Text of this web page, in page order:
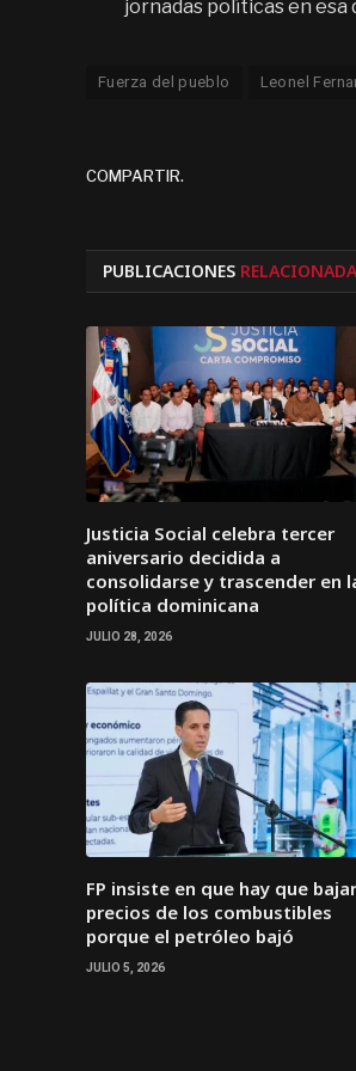
jornadas políticas en esa
Fuerza del pueblo Leonel
COMPARTIR.
PUBLICACIONES
Justicia Social celebra tercer
aniversario decidida a
consolidarse y trascender en
política dominicana
JULIO 28, 2026
FP insiste en que hay que
precios de los combustibles
porque el petróleo bajó
JULIO 5, 2026